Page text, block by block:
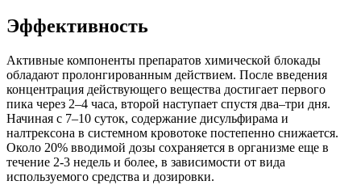
Эффективность
Активные компоненты препаратов химической блокады
обладают пролонгированным действием. После введения
концентрация действующего вещества достигает первого
пика через 2–4 часа, второй наступает спустя два–три дня.
Начиная с 7–10 суток, содержание дисульфирама и
налтрексона в системном кровотоке постепенно снижается.
Около 20% вводимой дозы сохраняется в организме еще в
течение 2-3 недель и более, в зависимости от вида
используемого средства и дозировки.